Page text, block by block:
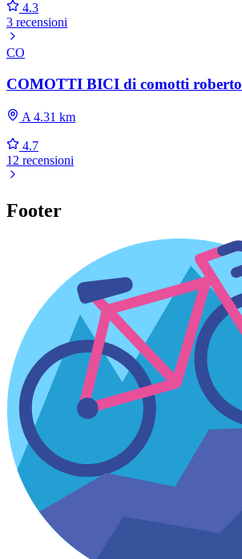
4.3
3 recensioni
CO
COMOTTI BICI di comotti roberto
A 4.31 km
4.7
12 recensioni
Footer